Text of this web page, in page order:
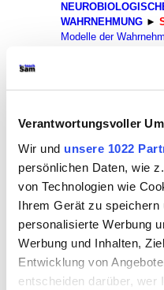
Verantwortungsvoller
Wir und unsere 1022
persönlichen Daten, wie
von Technologien wie
Ihrem Gerät zu
personalisierte Werbung
Werbung und Inhalten,
Entwicklung von
entscheiden darüber, wer
WAHRNEHMUNG ►
Modelle der
In diesem
der
sich mit den
des